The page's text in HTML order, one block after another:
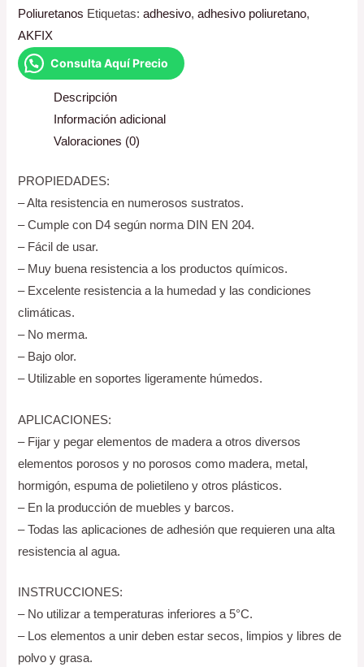
Poliuretanos Etiquetas:adhesivo,adhesivo poliuretano,
AKFIX
Consulta Aquí Precio
Descripción
Información adicional
Valoraciones (0)
PROPIEDADES:
– Alta resistencia en numerosos sustratos.
– Cumple con D4 según norma DIN EN 204.
– Fácil de usar.
– Muy buena resistencia a los productos químicos.
– Excelente resistencia a la humedad y las condiciones
climáticas.
– No merma.
– Bajo olor.
– Utilizable en soportes ligeramente húmedos.
APLICACIONES:
– Fijar y pegar elementos de madera a otros diversos
elementos porosos y no porosos como madera, metal,
hormigón, espuma de polietileno y otros plásticos.
– En la producción de muebles y barcos.
– Todas las aplicaciones de adhesión que requieren una alta
resistencia al agua.
INSTRUCCIONES:
– No utilizar a temperaturas inferiores a 5°C.
– Los elementos a unir deben estar secos, limpios y libres de
polvo y grasa.